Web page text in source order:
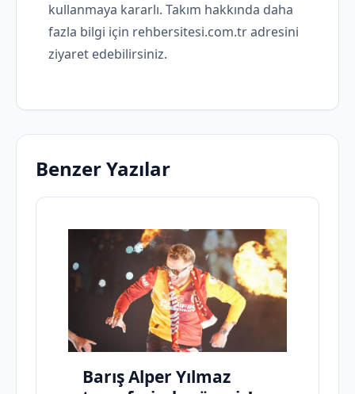
kullanmaya kararlı. Takım hakkında daha
fazla bilgi için rehbersitesi.com.tr adresini
ziyaret edebilirsiniz.
Benzer Yazılar
Barış Alper Yılmaz